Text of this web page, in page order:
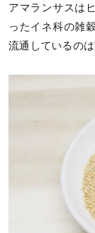
アマランサスは
ったイネ科の雑
流通しているの